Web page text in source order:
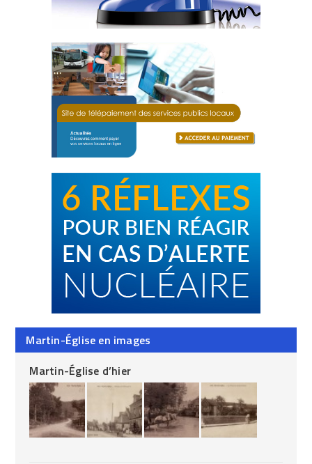
Martin-Église en images
Martin-Église d’hier